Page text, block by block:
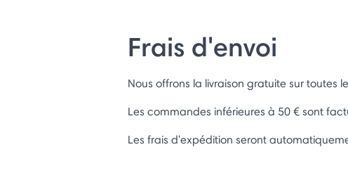
Frais d'envoi
Nous offrons la livraison gratuite sur toutes
Les commandes inférieures à 50 € sont
Les frais d'expédition seront